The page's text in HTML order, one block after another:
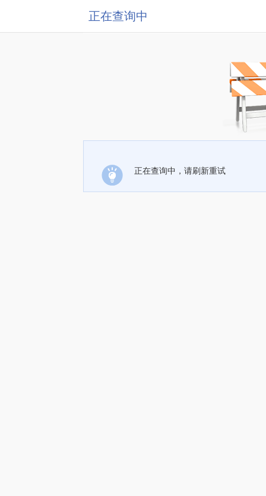
正在查询中
正在查询中，请刷新重试